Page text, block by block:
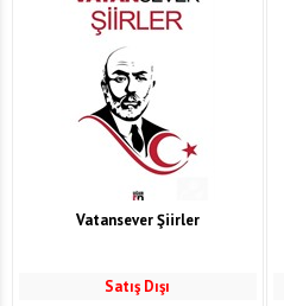
Vatansever Şiirler
Satış Dışı